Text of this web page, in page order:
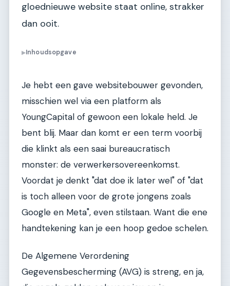
gloednieuwe website staat online, strakker
dan ooit.
▶Inhoudsopgave
Je hebt een gave websitebouwer gevonden,
misschien wel via een platform als
YoungCapital of gewoon een lokale held. Je
bent blij. Maar dan komt er een term voorbij
die klinkt als een saai bureaucratisch
monster: de verwerkersovereenkomst.
Voordat je denkt "dat doe ik later wel" of "dat
is toch alleen voor de grote jongens zoals
Google en Meta", even stilstaan. Want die ene
handtekening kan je een hoop gedoe schelen.
De Algemene Verordening
Gegevensbescherming (AVG) is streng, en ja,